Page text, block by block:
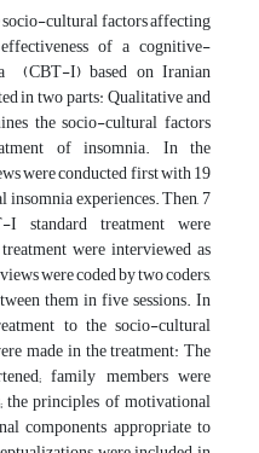
cultural factors affecting
of a cognitive-
(CBT-I) based on Iranian
in two parts: Qualitative and
the socio-cultural factors
of insomnia. In the
were conducted first with 19
experiences. Then, 7
I standard treatment were
were interviewed as
were coded by two coders,
them in five sessions. In
to the socio-cultural
made in the treatment: The
family members were
the principles of motivational
components appropriate to